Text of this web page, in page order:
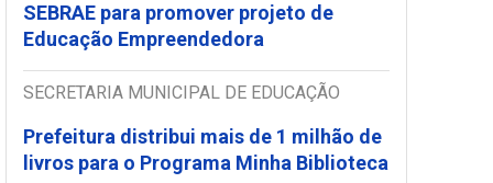
SEBRAE para promover projeto de
Educação Empreendedora
SECRETARIA MUNICIPAL DE EDUCAÇÃO
Prefeitura distribui mais de 1 milhão de
livros para o Programa Minha Biblioteca